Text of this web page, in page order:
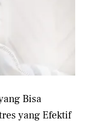
Bisa
yang Efektif